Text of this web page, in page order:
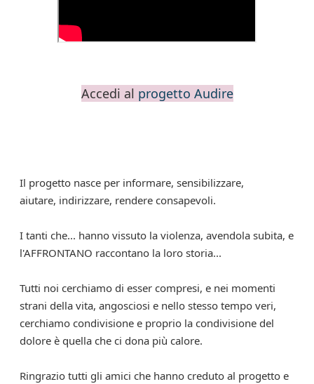
Accedi al progetto Audire
Il progetto nasce per informare, sensibilizzare,
aiutare, indirizzare, rendere consapevoli.
I tanti che... hanno vissuto la violenza, avendola subita, e
l'AFFRONTANO raccontano la loro storia...
Tutti noi cerchiamo di esser compresi, e nei momenti
strani della vita, angosciosi e nello stesso tempo veri,
cerchiamo condivisione e proprio la condivisione del
dolore è quella che ci dona più calore.
Ringrazio tutti gli amici che hanno creduto al progetto e